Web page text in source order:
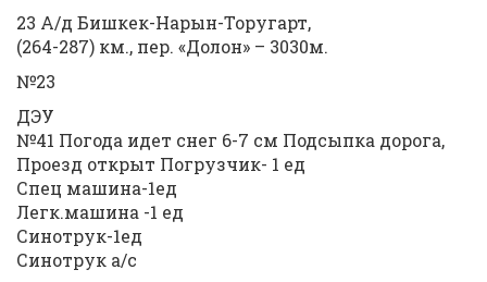
23 А/д Бишкек-Нарын-Торугарт,
(264-287) км., пер. «Долон» – 3030м.
№23
ДЭУ
№41 Погода идет снег 6-7 см Подсыпка дорога,
Проезд открыт Погрузчик- 1 ед
Спец машина-1ед
Легк.машина -1 ед
Синотрук-1ед
Синотрук а/с